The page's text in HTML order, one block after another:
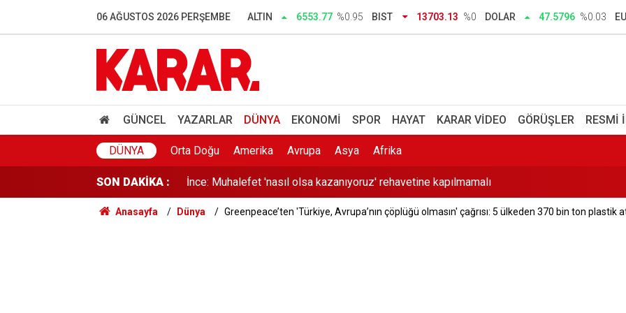
06 AĞUSTOS 2026 PERŞEMBE ALTIN 6553.77 %0.95 BIST 13703.13 %0 DOLAR 47.5796 %0.03
GÜNCEL YAZARLAR DÜNYA EKONOMI SPOR HAYAT KARAR VIDEO GÖRÜŞLER RESMI
DÜNYA Orta Doğu Amerika Avrupa Asya Afrika
SON DAKİKA :
LGS tercihlerinde İstanbul Erkek Lisesi çıtayı zirveye koydu: Yerleşme oranları tavan yaptı
Lüleburgaz Belediye Başkanı Murat Gerenli CHP'den istifa etti
Dedetaş: Teşekkürler Üsküdar, tebrikler Sibel Başkanım
İnce: Muhalefet 'nasıl olsa kazanıyoruz' rehavetine kapılmamalı
Murat Bakan'dan WhatsApp yazışmaları hakkında suç duyurusu: Kendisinin çayını dahi
Anasayfa Dünya Greenpeace’ten 'Türkiye, Avrupa’nın çöplüğü olmasın' çağrısı: 5 ülkeden 370 bin ton plastik